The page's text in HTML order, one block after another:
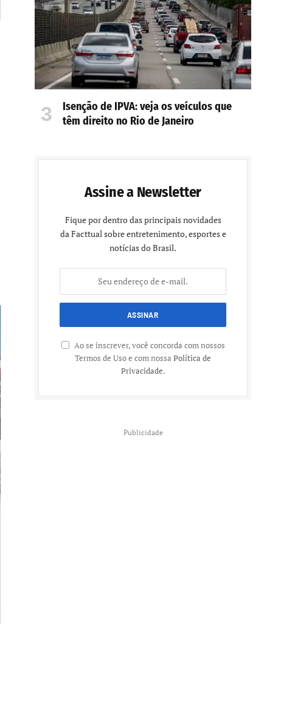
Isenção de IPVA: veja os veículos que
têm direito no Rio de Janeiro
Assine a Newsletter
Fique por dentro das principais novidades
da Facttual sobre entretenimento, esportes e
notícias do Brasil.
Ao se inscrever, você concorda com nossos
Termos de Uso e com nossa Política de
Privacidade.
Publicidade